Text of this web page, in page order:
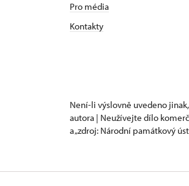
Pro média
Kontakty
Není-li výslovně uvedeno
autora | Neužívejte dílo
a „zdroj: Národní památkový